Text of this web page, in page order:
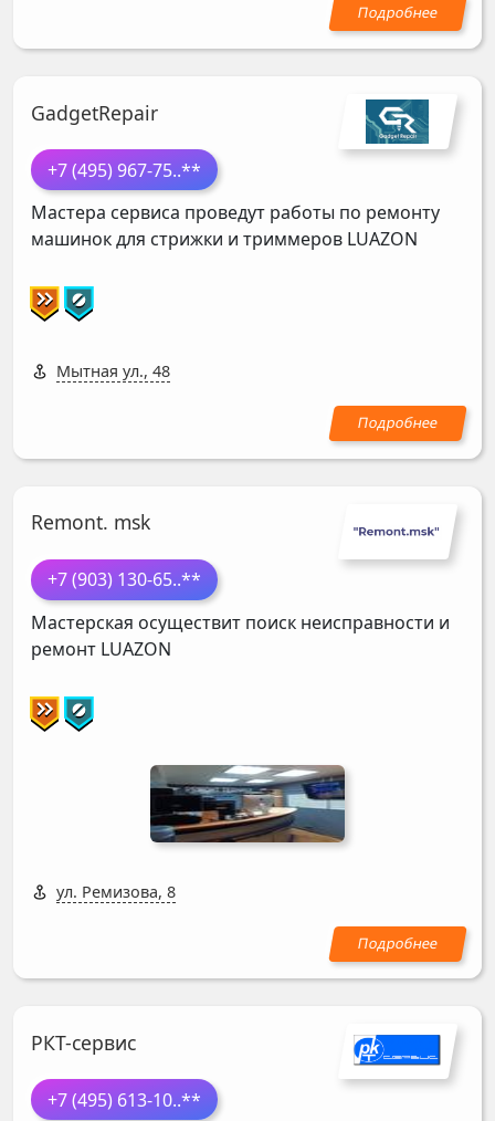
GadgetRepair
+7 (495) 967-75..**
Мастера сервиса проведут работы по ремонту
машинок для стрижки и триммеров LUAZON
Мытная ул., 48
Remont. msk
+7 (903) 130-65..**
Мастерская осуществит поиск неисправности и
ремонт LUAZON
ул. Ремизова, 8
РКТ-сервис
+7 (495) 613-10..**